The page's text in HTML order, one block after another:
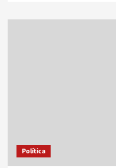
Política